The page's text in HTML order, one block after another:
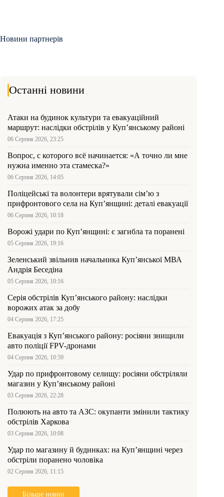
Новини партнерів
Останні новини
Атаки на будинок культури та евакуаційний
маршрут: наслідки обстрілів у Куп’янському районі
06 Серпня 2026, 23:25
Вопрос, с которого всё начинается: «А точно ли мне
нужна именно эта стамеска?»
06 Серпня 2026, 14:05
Поліцейські та волонтери врятували сім’ю з
прифронтового села на Куп’янщині: деталі евакуації
06 Серпня 2026, 10:18
Ворожі удари по Куп’янщині: є загибла та поранені
05 Серпня 2026, 19:16
Зеленський звільнив начальника Купʼянської МВА
Андрія Беседіна
05 Серпня 2026, 10:16
Серія обстрілів Куп’янського району: наслідки
ворожих атак за добу
04 Серпня 2026, 17:25
Евакуація з Куп’янського району: росіяни знищили
авто поліції FPV-дронами
04 Серпня 2026, 10:59
Удар по прифронтовому селищу: росіяни обстріляли
магазин у Куп’янському районі
03 Серпня 2026, 22:28
Полюють на авто та АЗС: окупанти змінили тактику
обстрілів Харкова
03 Серпня 2026, 10:08
Удар по магазину й будинках: на Куп’янщині через
обстріли поранено чоловіка
02 Серпня 2026, 11:15
Більше новин